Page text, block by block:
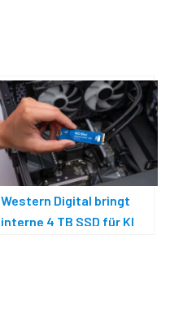
Western Digital bringt
interne 4 TB SSD für KI